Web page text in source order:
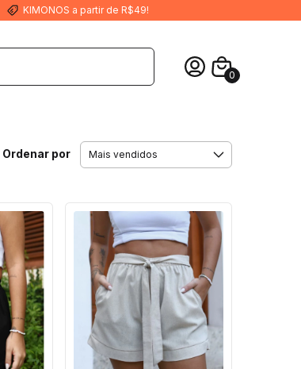
KIMONOS a partir de R$49!
0
Ordenar por